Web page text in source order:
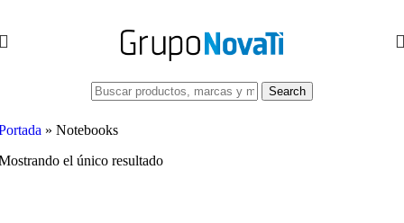
Search
» Notebooks
el único resultado